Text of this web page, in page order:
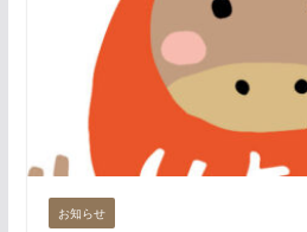
お知らせ